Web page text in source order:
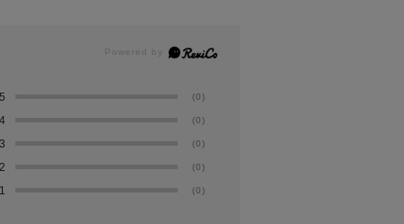
5 (0)
4 (0)
3 (0)
2 (0)
1 (0)